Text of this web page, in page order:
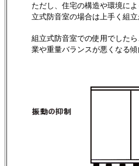
ただし、住宅の構造や環境に
立式防音室の場合は上手く組
組立式防音室での使用でした
業や重量バランスが悪くなる